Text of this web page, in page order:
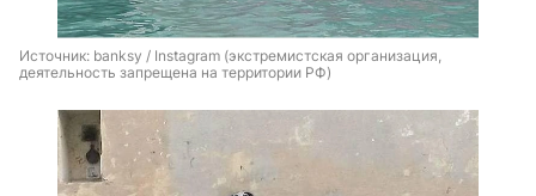
Источник: banksy / Instagram (экстремистская организация,
деятельность запрещена на территории РФ)